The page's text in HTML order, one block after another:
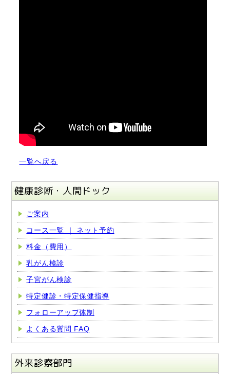
一覧へ戻る
健康診断・人間ドック
ご案内
コース一覧 ｜ ネット予約
料金（費用）
乳がん検診
子宮がん検診
特定健診・特定保健指導
フォローアップ体制
よくある質問 FAQ
外来診察部門